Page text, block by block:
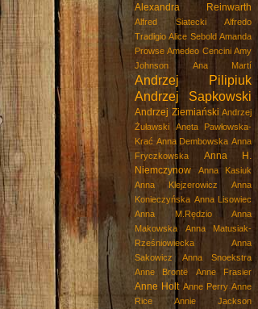
Alexandra Reinwarth
Alfred Siatecki
Alfredo
Tradigio Alice Sebold Amanda
Prowse Amedeo Cencini Amy
Johnson
Ana Martí
Andrzej Pilipiuk
Andrzej Sapkowski
Andrzej Ziemiański Andrzej
Żuławski
Aneta Pawłowska-
Krać Anna Dembowska Anna
Fryczkowska
Anna H.
Niemczynow
Anna Kasiuk
Anna Klejzerowicz
Anna
Konieczyńska Anna Lisowiec
Anna M.Rędzio
Anna
Makowska
Anna Matusiak-
Rześniowiecka
Anna
Sakowicz
Anna Snoekstra
Anne Brontë
Anne Frasier
Anne Holt Anne Perry Anne
Rice
Annie Jackson